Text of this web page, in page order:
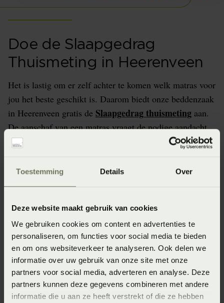
Toestemming Details Over
Deze website maakt gebruik van cookies
We gebruiken cookies om content en advertenties te
personaliseren, om functies voor social media te bieden
en om ons websiteverkeer te analyseren. Ook delen we
informatie over uw gebruik van onze site met onze
partners voor social media, adverteren en analyse. Deze
partners kunnen deze gegevens combineren met andere
informatie die u aan ze heeft verstrekt of die ze hebben
Doe de Slaapgedrag
Thuismeting in Heerenveen
Het is lastig om er zelf achter te komen welk matras voor
jou het beste geschikt is. Daarom biedt onze beddenzaak
in Heerenveen gratis de Slaapgedrag thuismeting aan.
De aanschaf van een matras vraagt de nodige aandacht
en dat is meer dan terecht. Een matras is heel
Heerenveen staat daarom voor je klaar om er samen met
jou achter te komen welk matras het beste bij jou past.
Beddenspecialist Bedderie de Boer Heerenveen?
Vraag de Slaapgedrag Thuismeting aan